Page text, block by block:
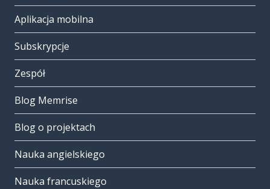
Aplikacja mobilna
Subskrypcje
Zespół
Blog Memrise
Blog o projektach
Nauka angielskiego
Nauka francuskiego